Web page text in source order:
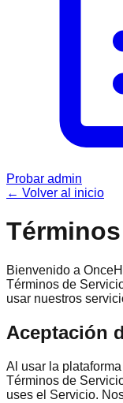
Probar admin
← Volver al inicio
Bienvenido a
Términos de
usar nuestros
Aceptación
Al usar la
Términos de
uses el Servicio.